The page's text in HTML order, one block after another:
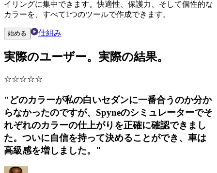
イリングに集中できます。快適性、保護力、そして個性的な
カラーを、すべて1つのツールで作成できます。
始める 仕組み
実際のユーザー。実際の結果。
☆☆☆☆☆
"どのカラーが私の白いセダンに一番合うのか分か
らなかったのですが、Spyneのシミュレーターでそ
れぞれのカラーの仕上がりを正確に確認できまし
た。ついに自信を持って決めることができ、車は
高級感を増しました。"